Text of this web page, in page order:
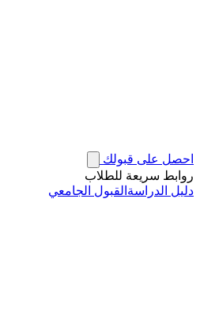
احصل على قبولك
روابط سريعة للطلاب
دليل الدراسة القبول الجامعي